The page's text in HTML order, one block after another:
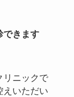
できます
リニックで
えいただい